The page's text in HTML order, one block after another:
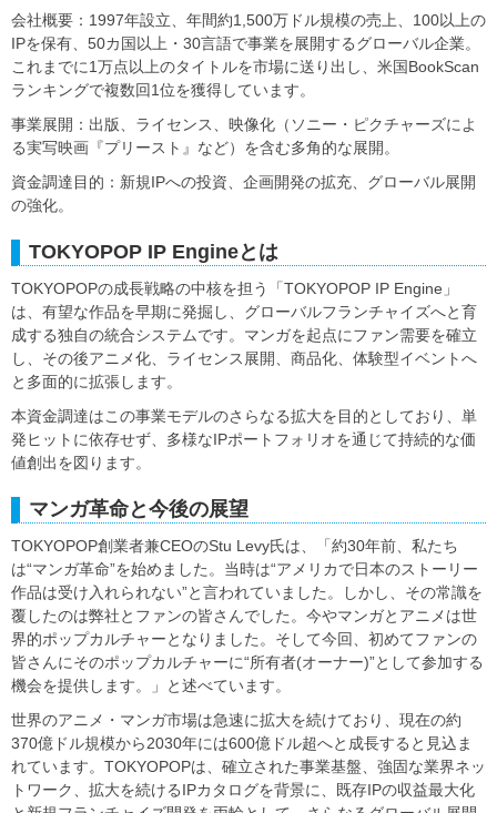
会社概要：1997年設立、年間約1,500万ドル規模の売上、100以上の
IPを保有、50カ国以上・30言語で事業を展開するグローバル企業。
これまでに1万点以上のタイトルを市場に送り出し、米国BookScan
ランキングで複数回1位を獲得しています。
事業展開：出版、ライセンス、映像化（ソニー・ピクチャーズによ
る実写映画『プリースト』など）を含む多角的な展開。
資金調達目的：新規IPへの投資、企画開発の拡充、グローバル展開
の強化。
TOKYOPOP IP Engineとは
TOKYOPOPの成長戦略の中核を担う「TOKYOPOP IP Engine」
は、有望な作品を早期に発掘し、グローバルフランチャイズへと育
成する独自の統合システムです。マンガを起点にファン需要を確立
し、その後アニメ化、ライセンス展開、商品化、体験型イベントへ
と多面的に拡張します。
本資金調達はこの事業モデルのさらなる拡大を目的としており、単
発ヒットに依存せず、多様なIPポートフォリオを通じて持続的な価
値創出を図ります。
マンガ革命と今後の展望
TOKYOPOP創業者兼CEOのStu Levy氏は、「約30年前、私たち
は“マンガ革命”を始めました。当時は“アメリカで日本のストーリー
作品は受け入れられない”と言われていました。しかし、その常識を
覆したのは弊社とファンの皆さんでした。今やマンガとアニメは世
界的ポップカルチャーとなりました。そして今回、初めてファンの
皆さんにそのポップカルチャーに“所有者(オーナー)”として参加する
機会を提供します。」と述べています。
世界のアニメ・マンガ市場は急速に拡大を続けており、現在の約
370億ドル規模から2030年には600億ドル超へと成長すると見込ま
れています。TOKYOPOPは、確立された事業基盤、強固な業界ネッ
トワーク、拡大を続けるIPカタログを背景に、既存IPの収益最大化